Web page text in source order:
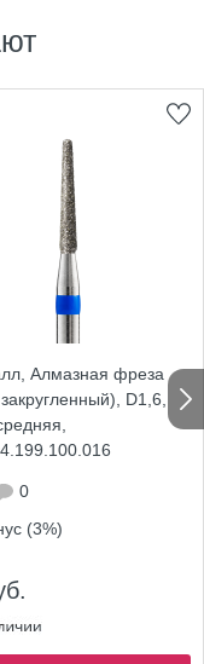
Алмазная фреза
D1,6,
0
(3%)